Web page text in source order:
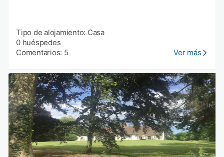
Tipo de alojamiento: Casa
0 huéspedes
Comentarios: 5
Ver más